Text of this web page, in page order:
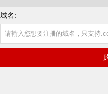
域名: